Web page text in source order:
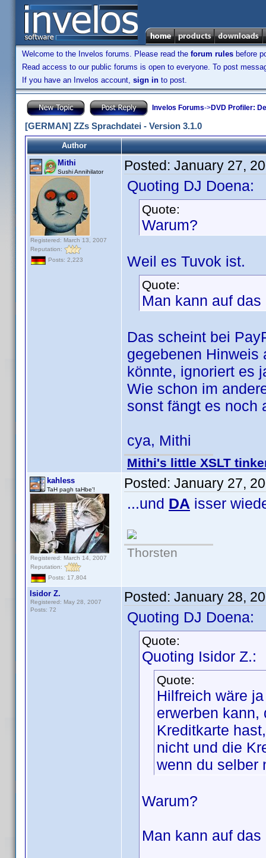
Welcome to the Invelos forums. Please read the forum rules before
Read access to our public forums is open to everyone. To post
If you have an Invelos account, sign in to post.
Invelos Forums->DVD Profiler:
[GERMAN] ZZs Sprachdatei - Version 3.1.0
Author
Mithi
Sushi Annihilator
Registered: March 13, 2007
Reputation:
Posts: 2,223
Posted: January 27,
Quoting DJ Doena:
Quote:
Warum?
Weil es Tuvok ist.
Quote:
Man kann auf
Das scheint bei
gegebenen Hinweis
könnte, ignoriert es
Wie schon im
sonst fängt es noch
cya, Mithi
Mithi's little XSLT
kahless
TaH pagh taHbe'!
Registered: March 14, 2007
Reputation:
Posts: 17,804
Posted: January 27,
...und DA isser
Thorsten
Isidor Z.
Registered: May 28, 2007
Posts: 72
Posted: January 28,
Quoting DJ Doena:
Quote:
Quoting Isidor Z.:
Quote:
Hilfreich wäre
erwerben kann,
Kreditkarte
nicht und die
wenn du selber
Warum?
Man kann auf